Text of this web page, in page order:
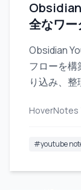
全なワー
Obsidian
フローを構
り込み、整
HoverNotes
#youtube